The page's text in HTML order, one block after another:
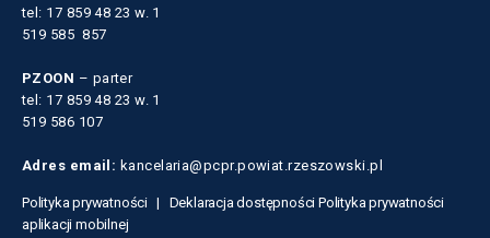
tel: 17 859 48 23 w. 1
519 585 857
PZOON – parter
tel: 17 859 48 23 w. 1
519 586 107
Adres email: kancelaria@pcpr.powiat.rzeszowski.pl
Polityka prywatności | Deklaracja dostępności Polityka prywatności
aplikacji mobilnej